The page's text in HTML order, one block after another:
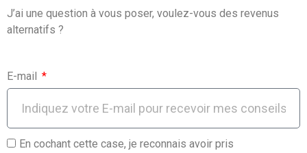
J’ai une question à vous poser, voulez-vous des revenus
alternatifs ?
E-mail
En cochant cette case, je reconnais avoir pris